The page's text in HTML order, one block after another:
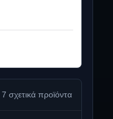
7 σχετικά προϊόντα